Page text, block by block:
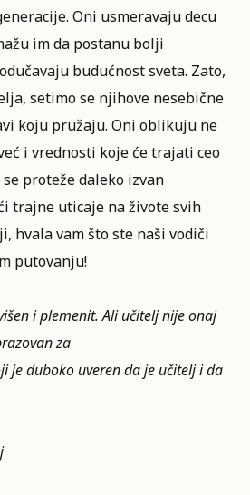
Oni usmeravaju decu
im da postanu bolji
budućnost sveta. Zato,
setimo se njihove nesebične
koju pružaju. Oni oblikuju ne
i vrednosti koje će trajati ceo
proteže daleko izvan
trajne uticaje na živote svih
hvala vam što ste naši vodiči
putovanju!
i plemenit. Ali učitelj nije onaj
za
je duboko uveren da je učitelj i da